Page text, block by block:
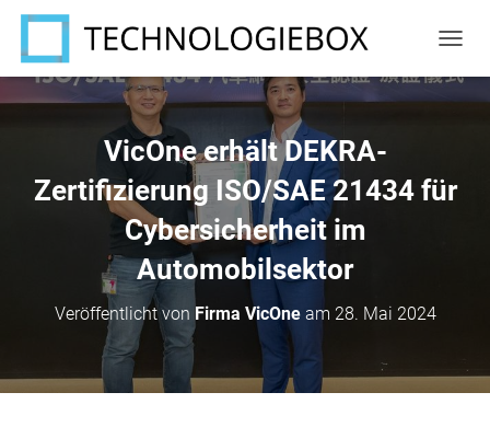
A
I
VicOne erhält DEKRA-
Zertifizierung ISO/SAE 21434 für
Cybersicherheit im
Automobilsektor
Veröffentlicht von Firma VicOneam 28. Mai 2024